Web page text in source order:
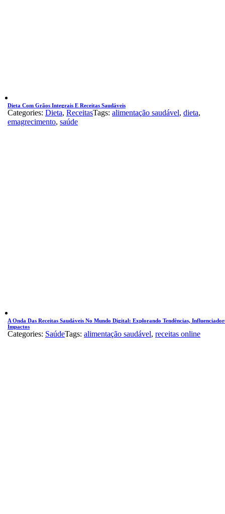
Dieta Com Grãos Integrais E Receitas Saudáveis
Categories: Dieta, ReceitasTags: alimentação saudável, dieta,
emagrecimento, saúde
A Onda Das Receitas Saudáveis No Mundo Digital: Explorando Tendências,
Impactos
Categories: SaúdeTags: alimentação saudável, receitas online